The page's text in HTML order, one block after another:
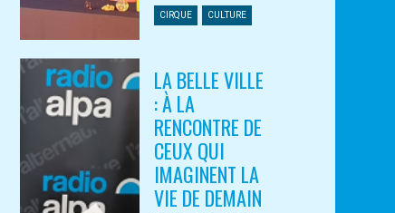
CIRQUE CULTURE
LA BELLE VILLE
: À LA
RENCONTRE DE
CEUX QUI
IMAGINENT LA
VIE DE DEMAIN